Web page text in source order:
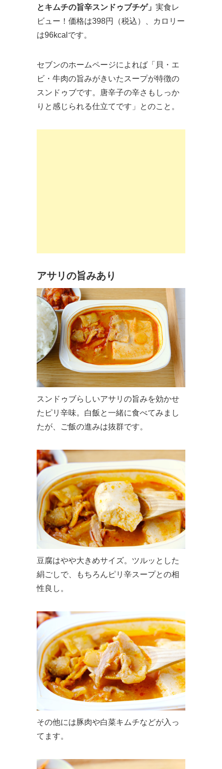
とキムチの旨辛スンドゥブチゲ」 実食レ
ビュー！価格は398円（税込）、カロリー
は96kcalです。
セブンのホームページによれば「貝・エ
ビ・牛肉の旨みがきいたスープが特徴の
スンドゥブです。唐辛子の辛さもしっか
りと感じられる仕立てです」とのこと。
アサリの旨みあり
スンドゥブらしいアサリの旨みを効かせ
たピリ辛味。白飯と一緒に食べてみまし
たが、ご飯の進みは抜群です。
豆腐はやや大きめサイズ。ツルッとした
絹ごしで、もちろんピリ辛スープとの相
性良し。
その他には豚肉や白菜キムチなどが入っ
てます。